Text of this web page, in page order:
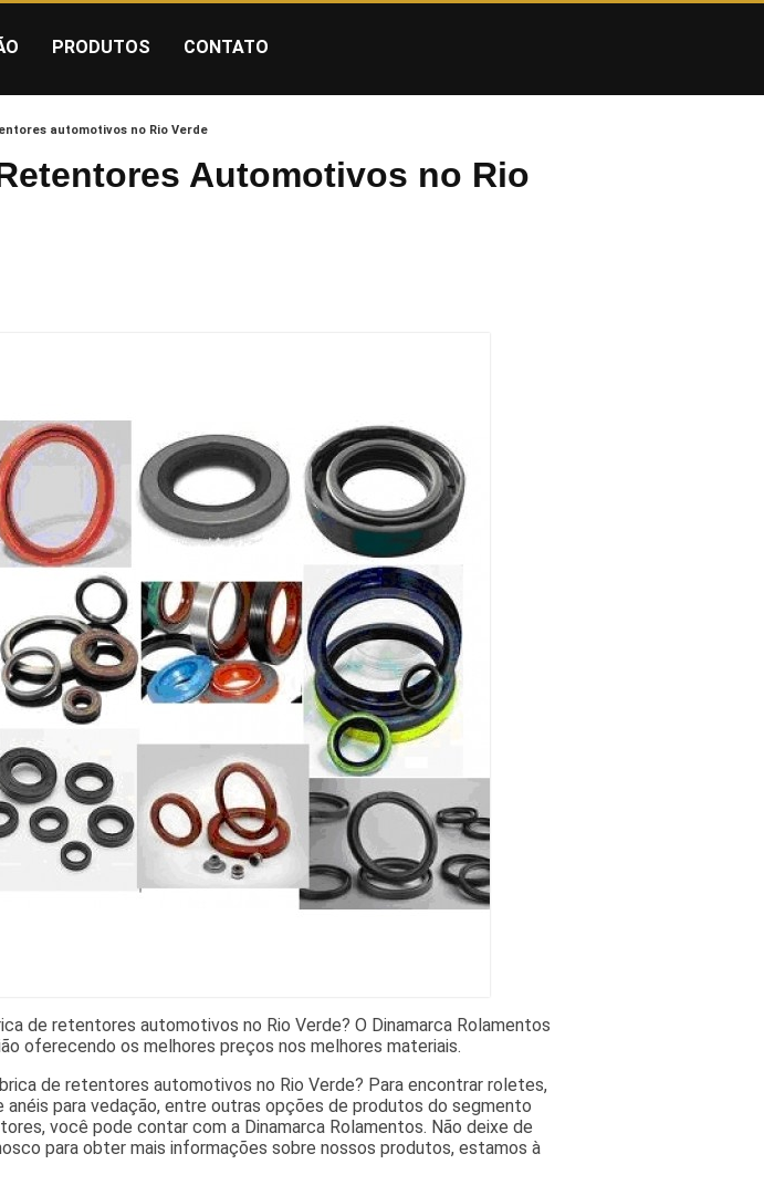
PRODUTOS CONTATO
automotivos no Rio Verde
Automotivos no Rio
de retentores automotivos no Rio Verde? O Dinamarca Rolamentos
oferecendo os melhores preços nos melhores materiais.
de retentores automotivos no Rio Verde? Para encontrar roletes,
anéis para vedação, entre outras opções de produtos do segmento
você pode contar com a Dinamarca Rolamentos. Não deixe de
para obter mais informações sobre nossos produtos, estamos à